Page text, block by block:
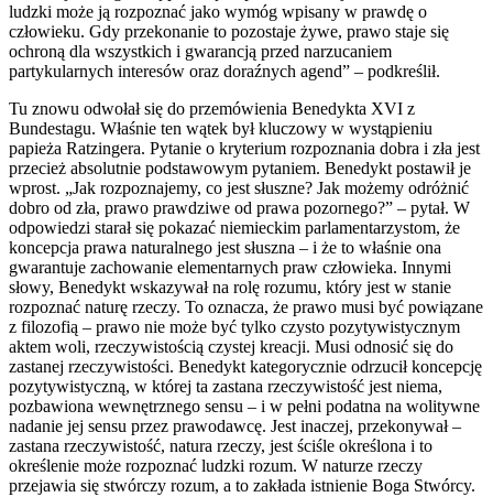
ludzki może ją rozpoznać jako wymóg wpisany w prawdę o
człowieku. Gdy przekonanie to pozostaje żywe, prawo staje się
ochroną dla wszystkich i gwarancją przed narzucaniem
partykularnych interesów oraz doraźnych agend” – podkreślił.
Tu znowu odwołał się do przemówienia Benedykta XVI z
Bundestagu. Właśnie ten wątek był kluczowy w wystąpieniu
papieża Ratzingera. Pytanie o kryterium rozpoznania dobra i zła jest
przecież absolutnie podstawowym pytaniem. Benedykt postawił je
wprost. „Jak rozpoznajemy, co jest słuszne? Jak możemy odróżnić
dobro od zła, prawo prawdziwe od prawa pozornego?” – pytał. W
odpowiedzi starał się pokazać niemieckim parlamentarzystom, że
koncepcja prawa naturalnego jest słuszna – i że to właśnie ona
gwarantuje zachowanie elementarnych praw człowieka. Innymi
słowy, Benedykt wskazywał na rolę rozumu, który jest w stanie
rozpoznać naturę rzeczy. To oznacza, że prawo musi być powiązane
z filozofią – prawo nie może być tylko czysto pozytywistycznym
aktem woli, rzeczywistością czystej kreacji. Musi odnosić się do
zastanej rzeczywistości. Benedykt kategorycznie odrzucił koncepcję
pozytywistyczną, w której ta zastana rzeczywistość jest niema,
pozbawiona wewnętrznego sensu – i w pełni podatna na wolitywne
nadanie jej sensu przez prawodawcę. Jest inaczej, przekonywał –
zastana rzeczywistość, natura rzeczy, jest ściśle określona i to
określenie może rozpoznać ludzki rozum. W naturze rzeczy
przejawia się stwórczy rozum, a to zakłada istnienie Boga Stwórcy.